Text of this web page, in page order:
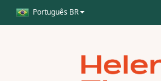
Português BR